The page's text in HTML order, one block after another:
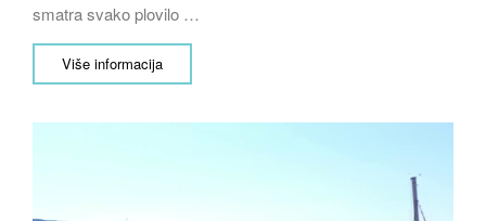
smatra svako plovilo …
Više informacija